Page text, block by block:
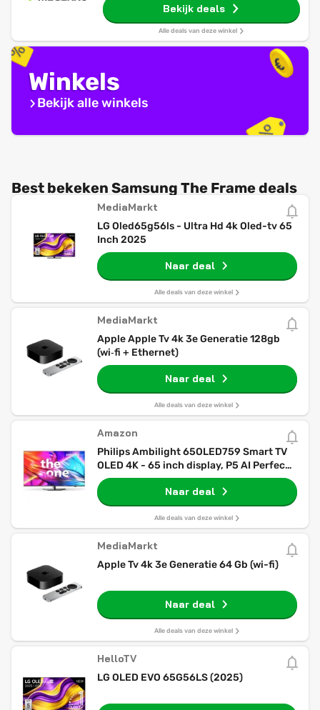
Bekijk deals
Alle deals van deze winkel
Winkels
Bekijk alle winkels
Best bekeken Samsung The Frame deals
MediaMarkt
LG Oled65g56ls - Ultra Hd 4k Oled-tv 65
Inch 2025
Naar deal
Alle deals van deze winkel
MediaMarkt
Apple Apple Tv 4k 3e Generatie 128gb
(wi‑fi + Ethernet)
Naar deal
Alle deals van deze winkel
Amazon
Philips Ambilight 65OLED759 Smart TV
OLED 4K - 65 inch display, P5 AI Perfect
Picture Ultra HD, Titan OS, Dolby Vision
en Dolby Atmos-geluid, werkt met Alexa
en Google Assistant
Naar deal
Alle deals van deze winkel
MediaMarkt
Apple Tv 4k 3e Generatie 64 Gb (wi-fi)
Naar deal
Alle deals van deze winkel
HelloTV
LG OLED EVO 65G56LS (2025)